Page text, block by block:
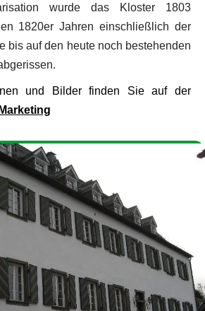
wurde das Kloster 1803
1820er Jahren einschließlich der
bis auf den heute noch bestehenden
und Bilder finden Sie auf der